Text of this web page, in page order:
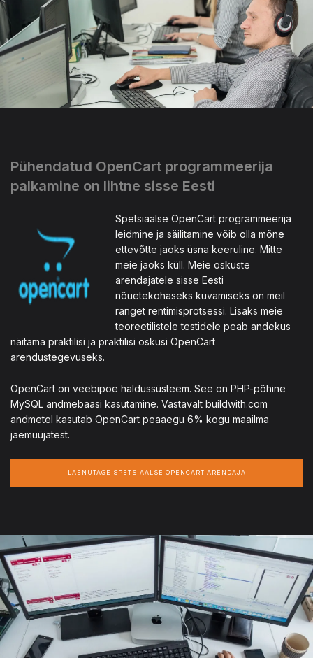
Pühendatud OpenCart programmeerija
palkamine on lihtne sisse Eesti
Spetsiaalse OpenCart programmeerija
leidmine ja säilitamine võib olla mõne
ettevõtte jaoks üsna keeruline. Mitte
meie jaoks küll. Meie oskuste
arendajatele sisse Eesti
nõuetekohaseks kuvamiseks on meil
ranget rentimisprotsessi. Lisaks meie
teoreetilistele testidele peab andekus
näitama praktilisi ja praktilisi oskusi OpenCart
arendustegevuseks.
OpenCart on veebipoe haldussüsteem. See on PHP-põhine
MySQL andmebaasi kasutamine. Vastavalt buildwith.com
andmetel kasutab OpenCart peaaegu 6% kogu maailma
jaemüüjatest.
LAENUTAGE SPETSIAALSE OPENCART ARENDAJA